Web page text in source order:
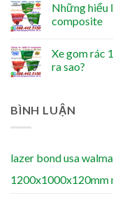
Những hiểu
composite
Xe gom rác
ra sao?
BÌNH LUẬN
lazer bond usa
1200x1000x120mm